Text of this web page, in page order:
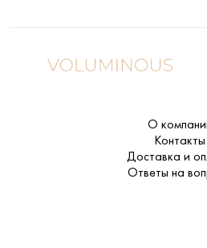
О
Контакты
Доставка и
Ответы на